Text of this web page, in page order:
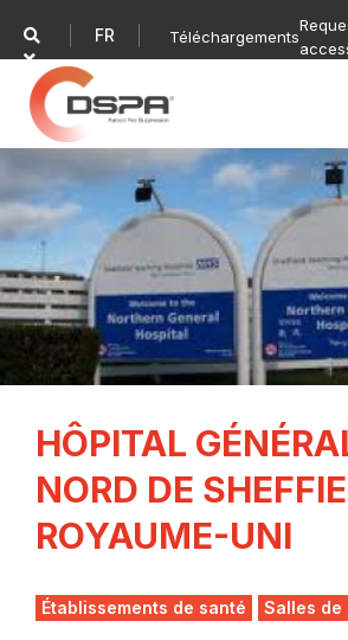


FR Téléchargements
HÔPITAL
NORD DE
ROYAUME-UNI
Établissements de santé Salles de